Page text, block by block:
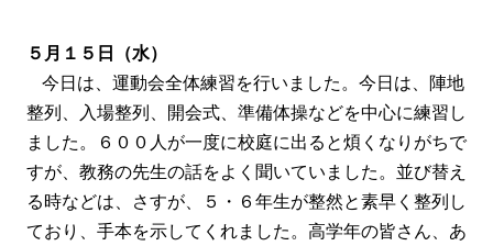
５月１５日（水）
今日は、運動会全体練習を行いました。今日は、陣地
整列、入場整列、開会式、準備体操などを中心に練習し
ました。６００人が一度に校庭に出ると煩くなりがちで
すが、教務の先生の話をよく聞いていました。並び替え
る時などは、さすが、５・６年生が整然と素早く整列し
ており、手本を示してくれました。高学年の皆さん、あ